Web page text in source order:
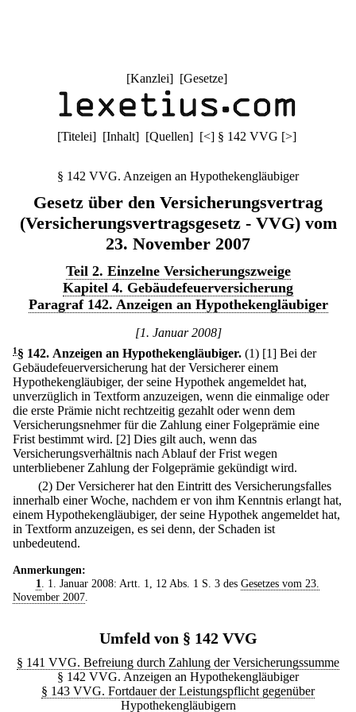
[Kanzlei] [Gesetze]
[Titelei] [Inhalt] [Quellen] [<] § 142 VVG [>]
§ 142 VVG. Anzeigen an Hypothekengläubiger
Gesetz über den Versicherungsvertrag
(Versicherungsvertragsgesetz - VVG) vom
23. November 2007
Teil 2. Einzelne Versicherungszweige
Kapitel 4. Gebäudefeuerversicherung
Paragraf 142. Anzeigen an Hypothekengläubiger
[1. Januar 2008]
1 § 142. Anzeigen an Hypothekengläubiger. (1) [1] Bei der
Gebäudefeuerversicherung hat der Versicherer einem
Hypothekengläubiger, der seine Hypothek angemeldet hat,
unverzüglich in Textform anzuzeigen, wenn die einmalige oder
die erste Prämie nicht rechtzeitig gezahlt oder wenn dem
Versicherungsnehmer für die Zahlung einer Folgeprämie eine
Frist bestimmt wird. [2] Dies gilt auch, wenn das
Versicherungsverhältnis nach Ablauf der Frist wegen
unterbliebener Zahlung der Folgeprämie gekündigt wird.
(2) Der Versicherer hat den Eintritt des Versicherungsfalles
innerhalb einer Woche, nachdem er von ihm Kenntnis erlangt hat,
einem Hypothekengläubiger, der seine Hypothek angemeldet hat,
in Textform anzuzeigen, es sei denn, der Schaden ist
unbedeutend.
Anmerkungen:
1. 1. Januar 2008: Artt. 1, 12 Abs. 1 S. 3 des Gesetzes vom 23.
November 2007.
Umfeld von § 142 VVG
§ 141 VVG. Befreiung durch Zahlung der Versicherungssumme
§ 142 VVG. Anzeigen an Hypothekengläubiger
§ 143 VVG. Fortdauer der Leistungspflicht gegenüber
Hypothekengläubigern